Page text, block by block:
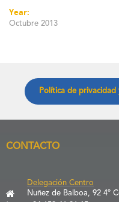
Year:
Octubre 2013
Política de privacidad
CONTACTO
Delegación Centro
Nuñez de Balboa, 92 4º